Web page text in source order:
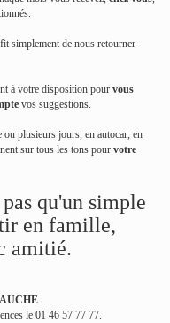
simplement de nous retourner
à votre disposition pour vous
vos suggestions.
plusieurs jours, en autocar, en
sur tous les tons pour votre
qu'un simple
en famille,
amitié.
le 01 46 57 77 77.